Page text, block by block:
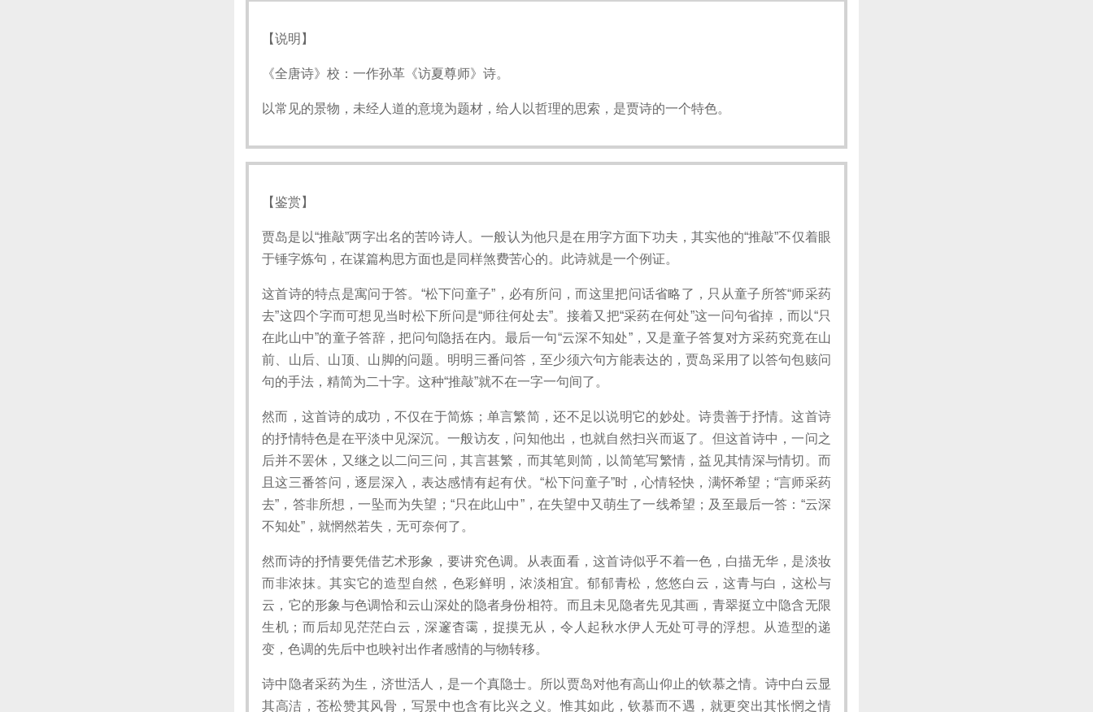
【说明】
《全唐诗》校：一作孙革《访夏尊师》诗。
以常见的景物，未经人道的意境为题材，给人以哲理的思索，是贾诗的一个特色。
【鉴赏】
贾岛是以“推敲”两字出名的苦吟诗人。一般认为他只是在用字方面下功夫，其实他的“推敲”不仅着眼
于锤字炼句，在谋篇构思方面也是同样煞费苦心的。此诗就是一个例证。
这首诗的特点是寓问于答。“松下问童子”，必有所问，而这里把问话省略了，只从童子所答“师采药
去”这四个字而可想见当时松下所问是“师往何处去”。接着又把“采药在何处”这一问句省掉，而以“只
在此山中”的童子答辞，把问句隐括在内。最后一句“云深不知处”，又是童子答复对方采药究竟在山
前、山后、山顶、山脚的问题。明明三番问答，至少须六句方能表达的，贾岛采用了以答句包赅问
句的手法，精简为二十字。这种“推敲”就不在一字一句间了。
然而，这首诗的成功，不仅在于简炼；单言繁简，还不足以说明它的妙处。诗贵善于抒情。这首诗
的抒情特色是在平淡中见深沉。一般访友，问知他出，也就自然扫兴而返了。但这首诗中，一问之
后并不罢休，又继之以二问三问，其言甚繁，而其笔则简，以简笔写繁情，益见其情深与情切。而
且这三番答问，逐层深入，表达感情有起有伏。“松下问童子”时，心情轻快，满怀希望；“言师采药
去”，答非所想，一坠而为失望；“只在此山中”，在失望中又萌生了一线希望；及至最后一答：“云深
不知处”，就惘然若失，无可奈何了。
然而诗的抒情要凭借艺术形象，要讲究色调。从表面看，这首诗似乎不着一色，白描无华，是淡妆
而非浓抹。其实它的造型自然，色彩鲜明，浓淡相宜。郁郁青松，悠悠白云，这青与白，这松与
云，它的形象与色调恰和云山深处的隐者身份相符。而且未见隐者先见其画，青翠挺立中隐含无限
生机；而后却见茫茫白云，深邃杳霭，捉摸无从，令人起秋水伊人无处可寻的浮想。从造型的递
变，色调的先后中也映衬出作者感情的与物转移。
诗中隐者采药为生，济世活人，是一个真隐士。所以贾岛对他有高山仰止的钦慕之情。诗中白云显
其高洁，苍松赞其风骨，写景中也含有比兴之义。惟其如此，钦慕而不遇，就更突出其怅惘之情